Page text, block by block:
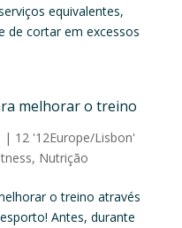
equivalentes,
de cortar em excessos
melhorar o treino
| 12 '12Europe/Lisbon'
, Nutrição
o treino através
Antes, durante